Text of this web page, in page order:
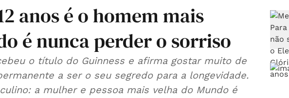
anos é o homem mais
é nunca perder o sorriso
o título do Guinness e afirma gostar muito de
a ser o seu segredo para a longevidade.
a mulher e pessoa mais velha do Mundo é